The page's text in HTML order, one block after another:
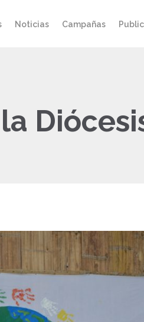
Noticias Campañas